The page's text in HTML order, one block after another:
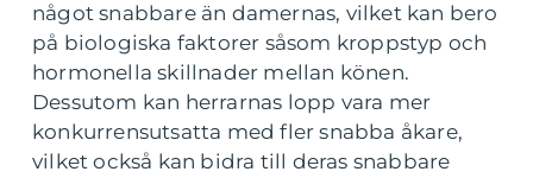
något snabbare än damernas, vilket kan bero
på biologiska faktorer såsom kroppstyp och
hormonella skillnader mellan könen.
Dessutom kan herrarnas lopp vara mer
konkurrensutsatta med fler snabba åkare,
vilket också kan bidra till deras snabbare